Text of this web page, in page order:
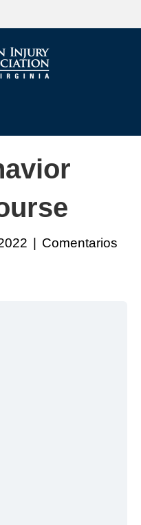
Comentarios